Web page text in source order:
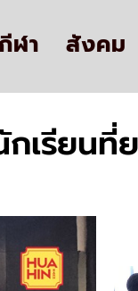
ฬา สังคม
รียนที่